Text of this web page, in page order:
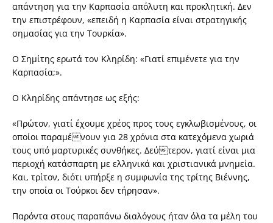
απάντηση για την Καρπασία απόλυτη και προκλητική. Δεν
την επιστρέφουν, «επειδή η Καρπασία είναι στρατηγικής
σημασίας για την Τουρκία».
Ο Σημίτης ερωτά τον Κληρίδη: «Γιατί επιμένετε για την
Καρπασία;».
Ο Κληρίδης απάντησε ως εξής:
«Πρώτον, γιατί έχουμε χρέος προς τους εγκλωβισμένους, οι
οποίοι παραμένουν για 28 χρόνια στα κατεχόμενα χωριά
τους υπό μαρτυρικές συνθήκες. Δεύτερον, γιατί είναι μια
περιοχή κατάσπαρτη με ελληνικά και χριστιανικά μνημεία.
Και, τρίτον, διότι υπήρξε η συμφωνία της τρίτης Βιέννης,
την οποία οι Τούρκοι δεν τήρησαν».
Παρόντα στους παραπάνω διαλόγους ήταν όλα τα μέλη του